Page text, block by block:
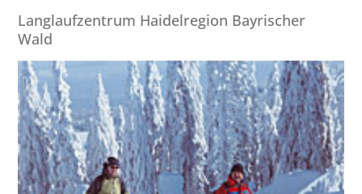
Langlaufzentrum Haidelregion Bayrischer
Wald